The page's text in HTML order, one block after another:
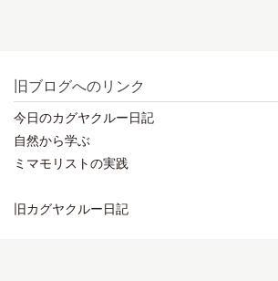
旧ブログへのリンク
今日のカグヤクルー日記
自然から学ぶ
ミマモリストの実践
旧カグヤクルー日記